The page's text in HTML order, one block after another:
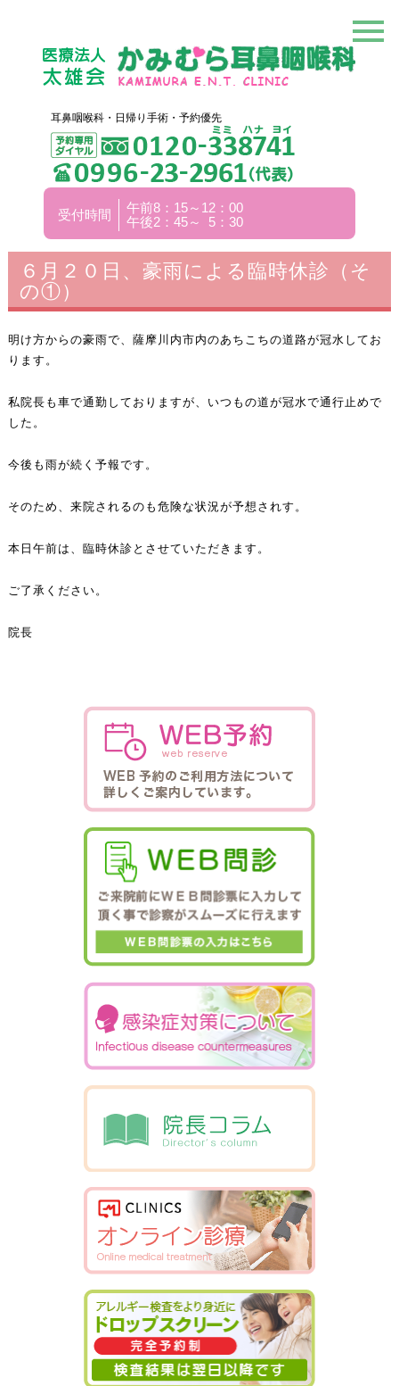
耳鼻咽喉科・日帰り手術・予約優先
受付時間
午前8：15～12：00
午後2：45～ 5：30
６月２０日、豪雨による臨時休診（そ
の①）
明け方からの豪雨で、薩摩川内市内のあちこちの道路が冠水してお
ります。
私院長も車で通勤しておりますが、いつもの道が冠水で通行止めで
した。
今後も雨が続く予報です。
そのため、来院されるのも危険な状況が予想されす。
本日午前は、臨時休診とさせていただきます。
ご了承ください。
院長